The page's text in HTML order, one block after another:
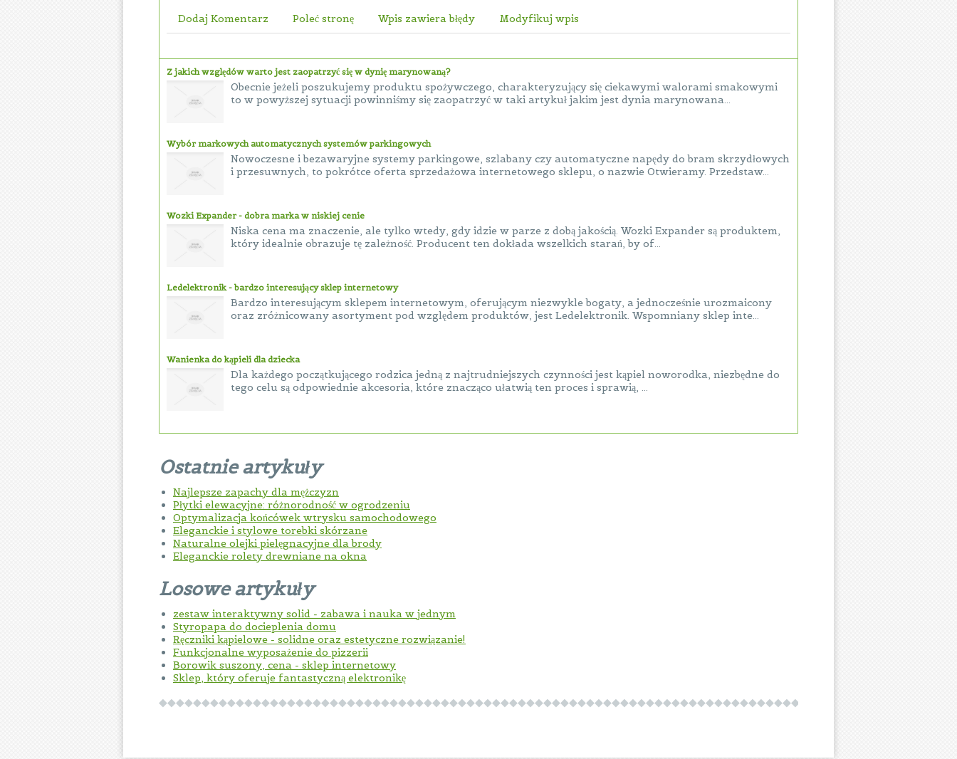
Dodaj Komentarz Poleć stronę Wpis zawiera błędy Modyfikuj wpis
Z jakich względów warto jest zaopatrzyć się w dynię marynowaną?
Obecnie jeżeli poszukujemy produktu spożywczego, charakteryzujący się ciekawymi walorami smakowymi
to w powyższej sytuacji powinniśmy się zaopatrzyć w taki artykuł jakim jest dynia marynowana...
Wybór markowych automatycznych systemów parkingowych
Nowoczesne i bezawaryjne systemy parkingowe, szlabany czy automatyczne napędy do bram skrzydłowych
i przesuwnych, to pokrótce oferta sprzedażowa internetowego sklepu, o nazwie Otwieramy. Przedstaw...
Wozki Expander - dobra marka w niskiej cenie
Niska cena ma znaczenie, ale tylko wtedy, gdy idzie w parze z dobą jakością. Wozki Expander są produktem,
który idealnie obrazuje tę zależność. Producent ten dokłada wszelkich starań, by of...
Ledelektronik - bardzo interesujący sklep internetowy
Bardzo interesującym sklepem internetowym, oferującym niezwykle bogaty, a jednocześnie urozmaicony
oraz zróżnicowany asortyment pod względem produktów, jest Ledelektronik. Wspomniany sklep inte...
Wanienka do kąpieli dla dziecka
Dla każdego początkującego rodzica jedną z najtrudniejszych czynności jest kąpiel noworodka, niezbędne do
tego celu są odpowiednie akcesoria, które znacząco ułatwią ten proces i sprawią, ...
Ostatnie artykuły
Najlepsze zapachy dla mężczyzn
Płytki elewacyjne: różnorodność w ogrodzeniu
Optymalizacja końcówek wtrysku samochodowego
Eleganckie i stylowe torebki skórzane
Naturalne olejki pielęgnacyjne dla brody
Eleganckie rolety drewniane na okna
Losowe artykuły
zestaw interaktywny solid - zabawa i nauka w jednym
Styropapa do docieplenia domu
Ręczniki kąpielowe - solidne oraz estetyczne rozwiązanie!
Funkcjonalne wyposażenie do pizzerii
Borowik suszony, cena - sklep internetowy
Sklep, który oferuje fantastyczną elektronikę